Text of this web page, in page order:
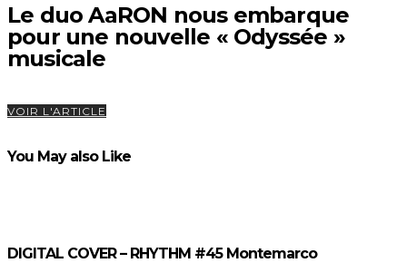
Le duo AaRON nous embarque
pour une nouvelle « Odyssée »
musicale
VOIR L'ARTICLE
You May also Like
DIGITAL COVER – RHYTHM #45 Montemarco